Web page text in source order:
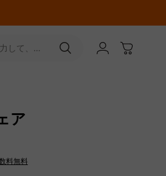
して、
ア
料無料